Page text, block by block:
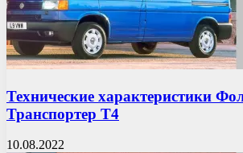
Технические характеристики
Транспортер Т4
10.08.2022